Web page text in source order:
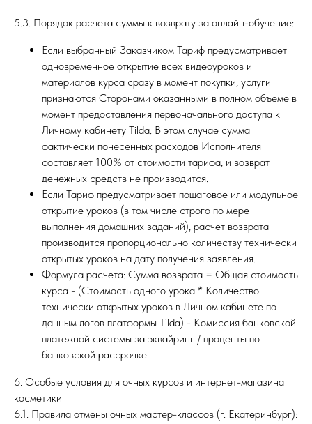
5.3. Порядок расчета суммы к возврату за онлайн-обучение:
Если выбранный Заказчиком Тариф предусматривает
одновременное открытие всех видеоуроков и
материалов курса сразу в момент покупки, услуги
признаются Сторонами оказанными в полном объеме в
момент предоставления первоначального доступа к
Личному кабинету Tilda. В этом случае сумма
фактически понесенных расходов Исполнителя
составляет 100% от стоимости тарифа, и возврат
денежных средств не производится.
Если Тариф предусматривает пошаговое или модульное
открытие уроков (в том числе строго по мере
выполнения домашних заданий), расчет возврата
производится пропорционально количеству технически
открытых уроков на дату получения заявления.
Формула расчета: Сумма возврата = Общая стоимость
курса - (Стоимость одного урока * Количество
технически открытых уроков в Личном кабинете по
данным логов платформы Tilda) - Комиссия банковской
платежной системы за эквайринг / проценты по
банковской рассрочке.
6. Особые условия для очных курсов и интернет-магазина
косметики
6.1. Правила отмены очных мастер-классов (г. Екатеринбург):